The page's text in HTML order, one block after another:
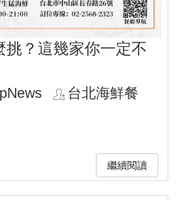
挑？這幾家你一定不
台北海鮮餐
繼續閱讀